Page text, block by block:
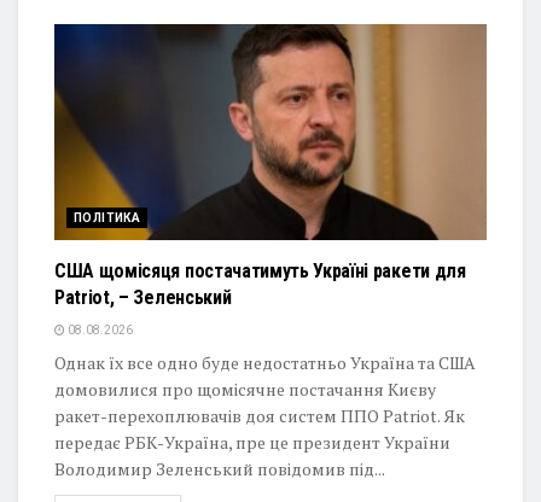
ПОЛІТИКА
США щомісяця постачатимуть Україні ракети для
Patriot, – Зеленський
08.08.2026
Однак їх все одно буде недостатньо Україна та США
домовилися про щомісячне постачання Києву
ракет-перехоплювачів доя систем ППО Patriot. Як
передає РБК-Україна, пре це президент України
Володимир Зеленський повідомив під...